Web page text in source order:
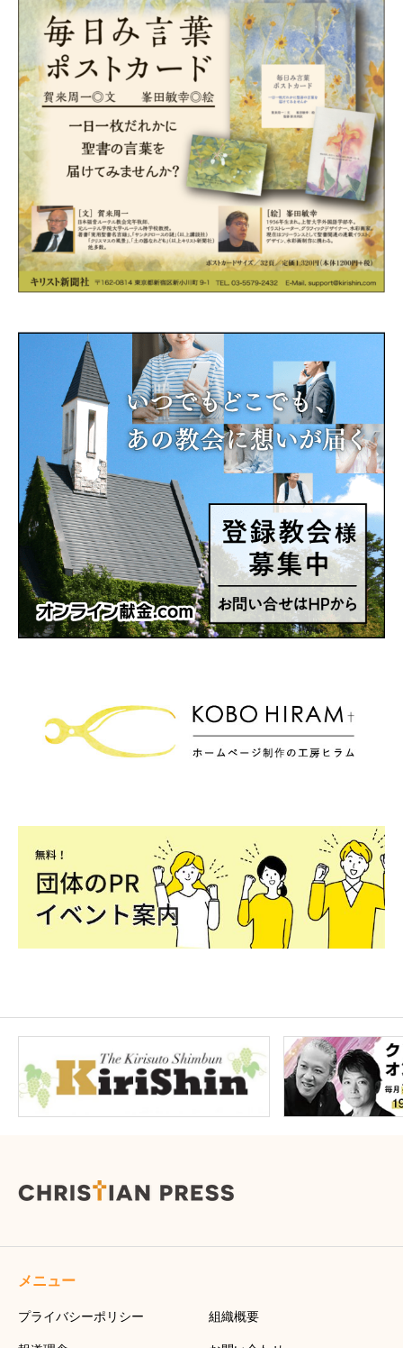
メニュー
プライバシーポリシー 組織概要